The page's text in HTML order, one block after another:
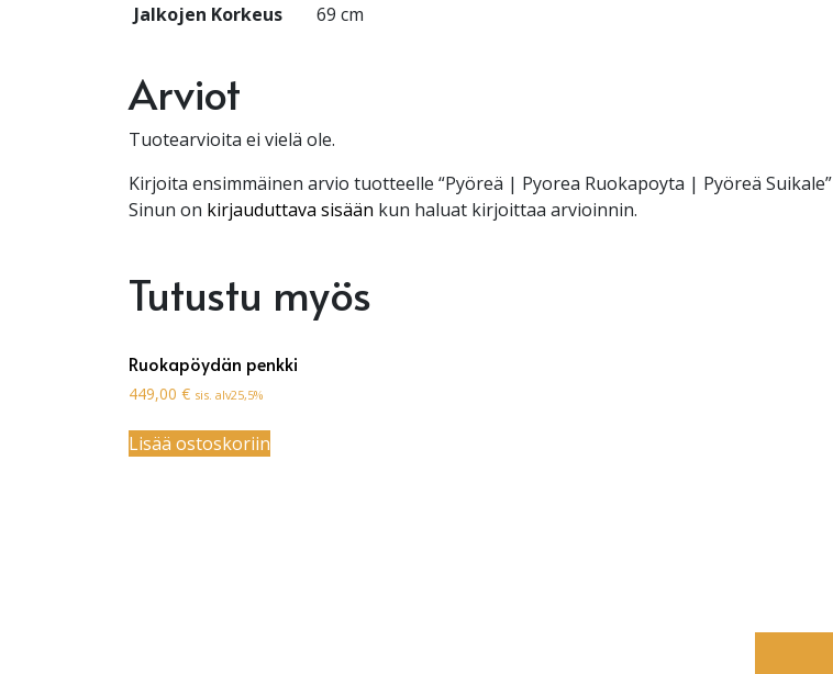
Jalkojen Korkeus
69 cm
Arviot
Tuotearvioita ei vielä ole.
Kirjoita ensimmäinen arvio tuotteelle “Pyöreä | Pyorea Ruokapoyta | Pyöreä Suikale”
Sinun on kirjauduttava sisään kun haluat kirjoittaa arvioinnin.
Tutustu myös
Ruokapöydän penkki
449,00 € sis. alv25,5%
Lisää ostoskoriin